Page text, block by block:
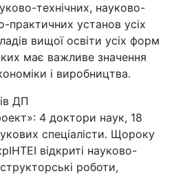
технічних, науково-
практичних установ усіх
вищої освіти усіх форм
має важливе значення
і виробництва.
ДП
4 доктори наук, 18
спеціалісти. Щороку
відкриті науково-
роботи,